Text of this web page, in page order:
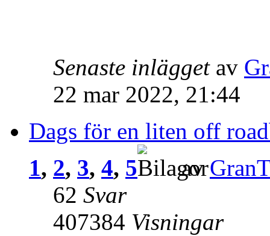
Senaste inlägget av
22 mar 2022, 21:44
Dags för en liten off
1, 2, 3, 4, 5 av
62 Svar
407384 Visningar